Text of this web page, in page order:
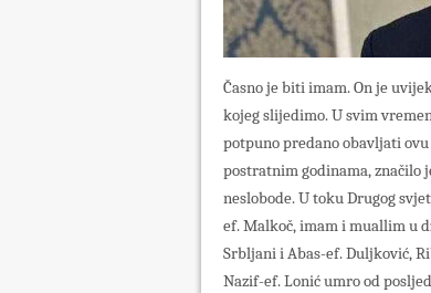
Časno je biti imam. On je
kojeg slijedimo. U svim
potpuno predano obavljati
postratnim godinama, značilo
neslobode. U toku Drugog
ef. Malkoč, imam i muallim u
Srbljani i Abas-ef. Duljković,
Nazif-ef. Lonić umro od